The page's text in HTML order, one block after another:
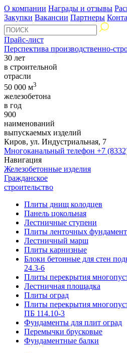
О компании Награды и отзывы
Закупки Вакансии Партнеры
Прайс-лист
Перспектива производственно-
30 лет
в строительной
отрасли
50 000 м3
железобетона
в год
900
наименований
выпускаемых изделий
Киров, ул. Индустриальная, 7
Многоканальный телефон +7
Навигация
Железобетонные изделия
Гражданское
строительство
Плиты днищ колодцев
Панель цокольная
Лестничные ступени
Плиты ленточных
Лестничный марш
Плиты карнизные
Блоки бетонные для стен
24.3-6
Плиты перекрытия
Лестничная площадка
Плиты оград
Плиты перекрытия
ПБ 114.10-3
Фундаменты для плит оград
Перемычки брусковые
Фундаментные балки